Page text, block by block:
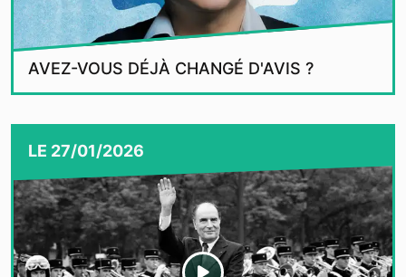
AVEZ-VOUS DÉJÀ CHANGÉ D'AVIS ?
LE 27/01/2026